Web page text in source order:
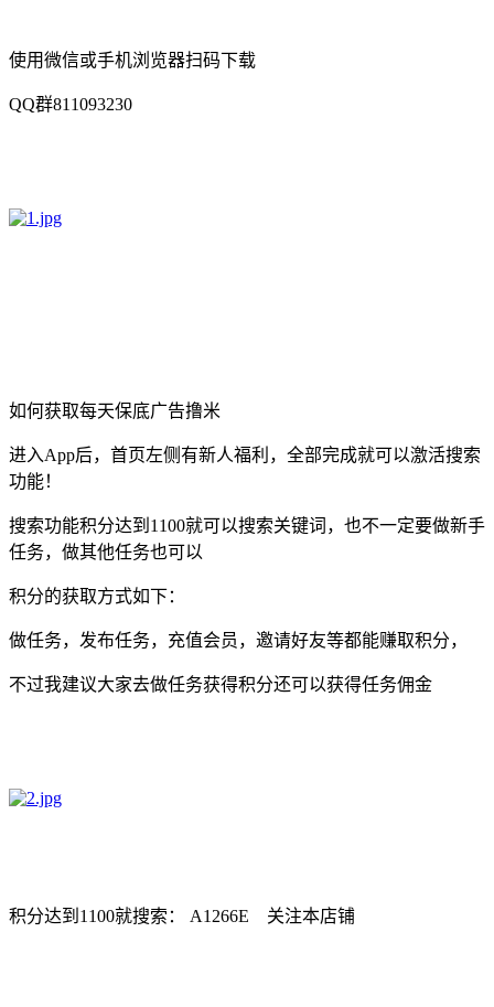
使用微信或手机浏览器扫码下载
QQ群811093230
如何获取每天保底广告撸米
进入App后，首页左侧有新人福利，全部完成就可以激活搜索
功能！
搜索功能积分达到1100就可以搜索关键词，也不一定要做新手
任务，做其他任务也可以
积分的获取方式如下：
做任务，发布任务，充值会员，邀请好友等都能赚取积分，
不过我建议大家去做任务获得积分还可以获得任务佣金
积分达到1100就搜索： A1266E 关注本店铺